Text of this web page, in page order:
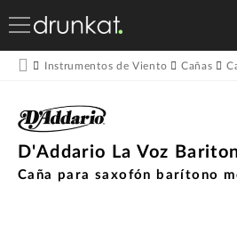
Instrumentos de Viento Cañas
D'Addario La Voz
Caña para saxofón barítono